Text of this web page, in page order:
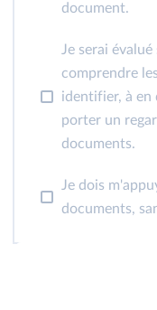
document.
Je serai
comprendre
identifier, à en
porter un
documents.
Je dois
documents,